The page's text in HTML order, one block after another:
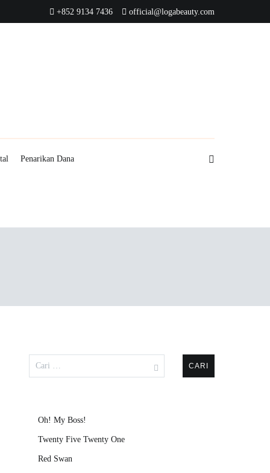
+852 9134 7436 official@logabeauty.com
Penarikan Dana
untuk:
Oh! My Boss!
Twenty Five Twenty One
Red Swan